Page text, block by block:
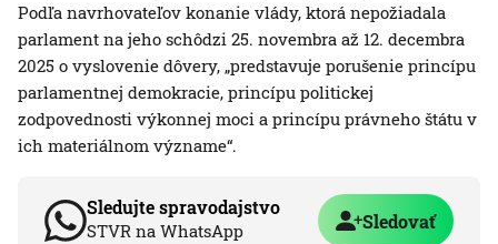
Podľa navrhovateľov konanie vlády, ktorá nepožiadala
parlament na jeho schôdzi 25. novembra až 12. decembra
2025 o vyslovenie dôvery, „predstavuje porušenie princípu
parlamentnej demokracie, princípu politickej
zodpovednosti výkonnej moci a princípu právneho štátu v
ich materiálnom význame“.
Sledujte spravodajstvo
STVR na WhatsApp Sledovať